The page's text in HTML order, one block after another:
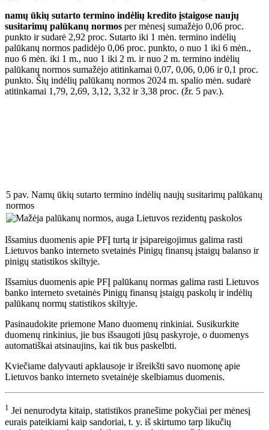
namų ūkių sutarto termino indėlių kredito įstaigose naujų
susitarimų palūkanų normos per mėnesį sumažėjo 0,06 proc.
punkto ir sudarė 2,92 proc. Sutarto iki 1 mėn. termino indėlių
palūkanų normos padidėjo 0,06 proc. punkto, o nuo 1 iki 6 mėn.,
nuo 6 mėn. iki 1 m., nuo 1 iki 2 m. ir nuo 2 m. termino indėlių
palūkanų normos sumažėjo atitinkamai 0,07, 0,06, 0,06 ir 0,1 proc.
punkto. Šių indėlių palūkanų normos 2024 m. spalio mėn. sudarė
atitinkamai 1,79, 2,69, 3,12, 3,32 ir 3,38 proc. (žr. 5 pav.).
5 pav. Namų ūkių sutarto termino indėlių naujų susitarimų palūkanų
normos
Išsamius duomenis apie PFĮ turtą ir įsipareigojimus galima rasti
Lietuvos banko interneto svetainės Pinigų finansų įstaigų balanso ir
pinigų statistikos skiltyje.
Išsamius duomenis apie PFĮ palūkanų normas galima rasti Lietuvos
banko interneto svetainės Pinigų finansų įstaigų paskolų ir indėlių
palūkanų normų statistikos skiltyje.
Pasinaudokite priemone Mano duomenų rinkiniai. Susikurkite
duomenų rinkinius, jie bus išsaugoti jūsų paskyroje, o duomenys
automatiškai atsinaujins, kai tik bus paskelbti.
Kviečiame dalyvauti apklausoje ir išreikšti savo nuomonę apie
Lietuvos banko interneto svetainėje skelbiamus duomenis.
1 Jei nenurodyta kitaip, statistikos pranešime pokyčiai per mėnesį
eurais pateikiami kaip sandoriai, t. y. iš skirtumo tarp likučių